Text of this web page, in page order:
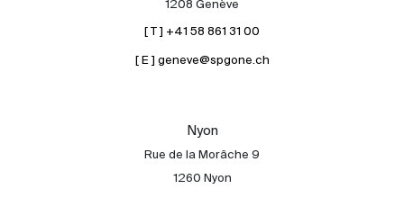
1208 Genève
[ T ] +41 58 861 31 00
[ E ] geneve@spgone.ch
Nyon
Rue de la Morâche 9
1260 Nyon